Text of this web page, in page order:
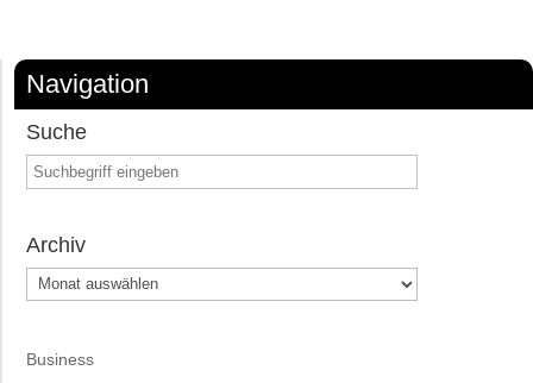
Navigation
Suche
Archiv
Archiv
Business